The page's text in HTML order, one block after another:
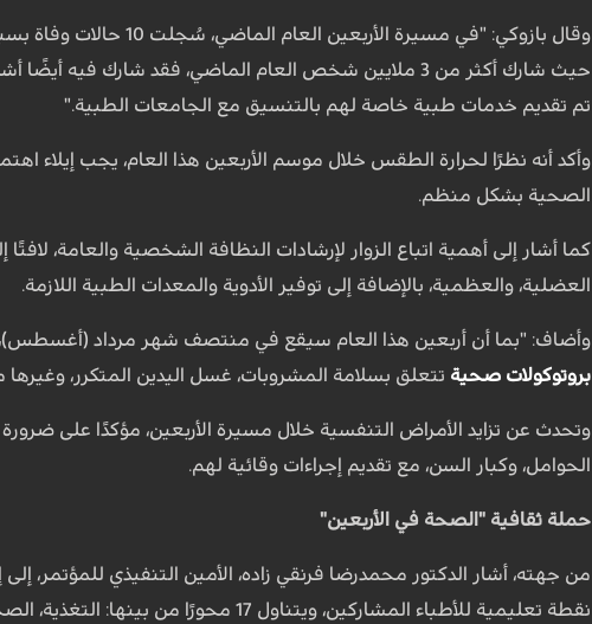
وقال بازوكي: "في مسيرة
حيث شارك أكثر من 3 ملايين شخص العام الماضي، فقد شارك
تم تقديم خدمات طبية خاصة لهم بالتنسيق مع الجامعات الطبية."
وأكد أنه نظرًا لحرارة الطقس خلال موسم الأربعين هذا العام، يجب إيلاء
الصحية بشكل منظم.
كما أشار إلى أهمية اتباع الزوار لإرشادات النظافة الشخصية والعامة،
العضلية، والعظمية، بالإضافة إلى توفير الأدوية والمعدات الطبية اللازمة.
وأضاف: "بما أن أربعين هذا العام سيقع في منتصف شهر مرداد (أغسطس)،
بروتوكولات صحية تتعلق بسلامة المشروبات، غسل اليدين المتكرر، وغيرها
وتحدث عن تزايد الأمراض التنفسية خلال مسيرة الأربعين، مؤكدًا على
الحوامل، وكبار السن، مع تقديم إجراءات وقائية لهم.
حملة ثقافية "الصحة في الأربعين"
نقطة تعليمية للأطباء المشاركين، ويتناول